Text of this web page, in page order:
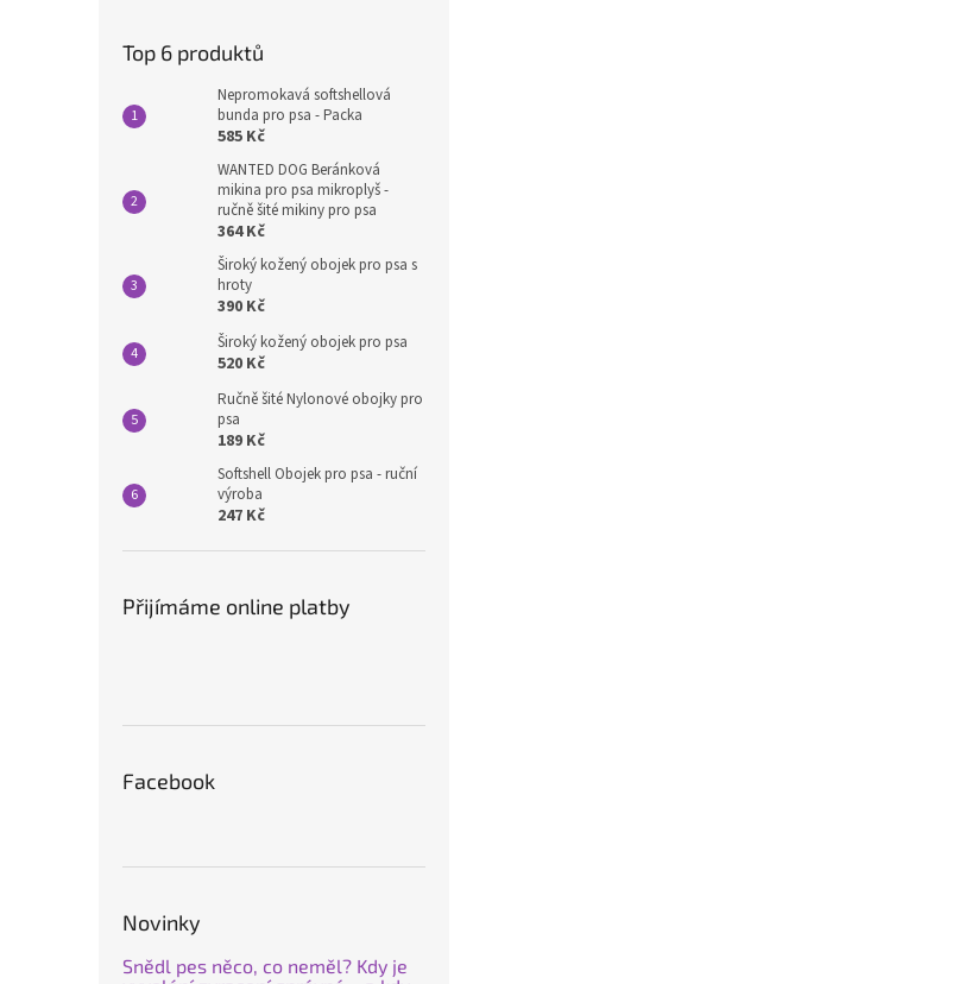
Top 6 produktů
Nepromokavá softshellová
bunda pro psa - Packa
585 Kč
WANTED DOG Beránková
mikina pro psa mikroplyš -
ručně šité mikiny pro psa
364 Kč
Široký kožený obojek pro psa s
hroty
390 Kč
Široký kožený obojek pro psa
520 Kč
Ručně šité Nylonové obojky pro
psa
189 Kč
Softshell Obojek pro psa - ruční
výroba
247 Kč
Přijímáme online platby
Facebook
Novinky
Snědl pes něco, co neměl? Kdy je